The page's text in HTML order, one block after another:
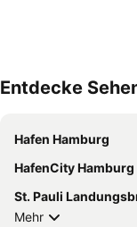
Entdecke
Hafen Hamburg
HafenCity Hamburg
St. Pauli
Mehr